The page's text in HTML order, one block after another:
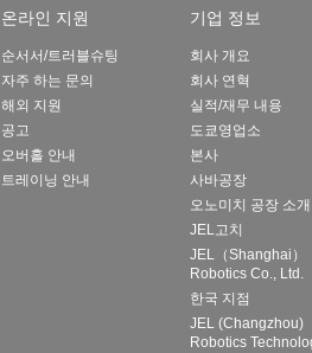
온라인 지원
순서서/트러블슈팅
자주 하는 문의
해외 지원
공고
오버홀 안내
트레이닝 안내
기업 정보
회사 개요
회사 연혁
실적/재무 내용
도쿄영업소
본사
사바공장
오노미치 공장 소개
JEL고치
JEL（Shanghai）
Robotics Co., Ltd.
한국 지점
JEL (Changzhou)
Robotics